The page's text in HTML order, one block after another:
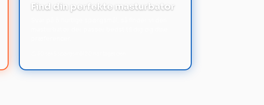
Find din perfekte masturbator